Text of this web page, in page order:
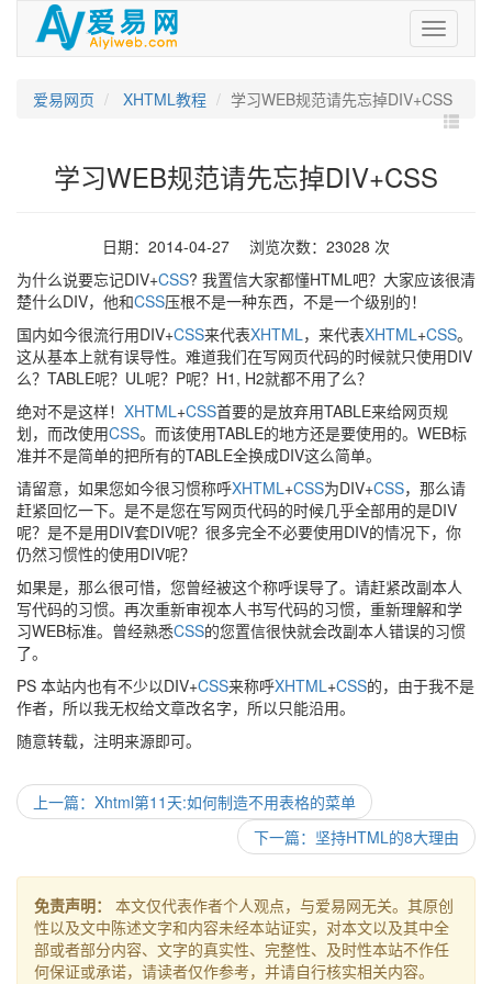
爱
易
爱易网页
XHTML教程 学习WEB规范请先忘掉DIV+CSS
学习WEB规范请先忘掉DIV+CSS
日期：2014-04-27 浏览次数：23028 次
为什么说要忘记DIV+CSS? 我置信大家都懂HTML吧？大家应该很清
楚什么DIV，他和CSS压根不是一种东西，不是一个级别的！
国内如今很流行用DIV+CSS来代表XHTML，来代表XHTML+CSS。
这从基本上就有误导性。难道我们在写网页代码的时候就只使用DIV
么？TABLE呢？UL呢？P呢？H1, H2就都不用了么？
绝对不是这样！ XHTML+CSS首要的是放弃用TABLE来给网页规
划，而改使用CSS。而该使用TABLE的地方还是要使用的。WEB标
准并不是简单的把所有的TABLE全换成DIV这么简单。
请留意，如果您如今很习惯称呼XHTML+CSS为DIV+CSS，那么请
赶紧回忆一下。是不是您在写网页代码的时候几乎全部用的是DIV
呢？是不是用DIV套DIV呢？很多完全不必要使用DIV的情况下，你
仍然习惯性的使用DIV呢？
如果是，那么很可惜，您曾经被这个称呼误导了。请赶紧改副本人
写代码的习惯。再次重新审视本人书写代码的习惯，重新理解和学
习WEB标准。曾经熟悉CSS的您置信很快就会改副本人错误的习惯
了。
PS 本站内也有不少以DIV+CSS来称呼XHTML+CSS的，由于我不是
作者，所以我无权给文章改名字，所以只能沿用。
随意转载，注明来源即可。
上一篇：Xhtml第11天:如何制造不用表格的菜单
下一篇：坚持HTML的8大理由
免责声明：
本文仅代表作者个人观点，与爱易网无关。其原创
性以及文中陈述文字和内容未经本站证实，对本文以及其中全
部或者部分内容、文字的真实性、完整性、及时性本站不作任
何保证或承诺，请读者仅作参考，并请自行核实相关内容。